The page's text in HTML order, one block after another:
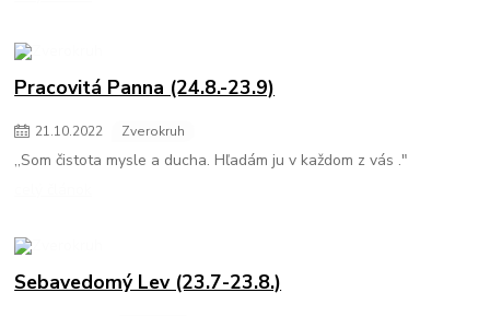
Pracovitá Panna (24.8.-23.9)
21.10.2022 Zverokruh
,,Som čistota mysle a ducha. Hľadám ju v každom z vás ."
Sebavedomý Lev (23.7-23.8.)